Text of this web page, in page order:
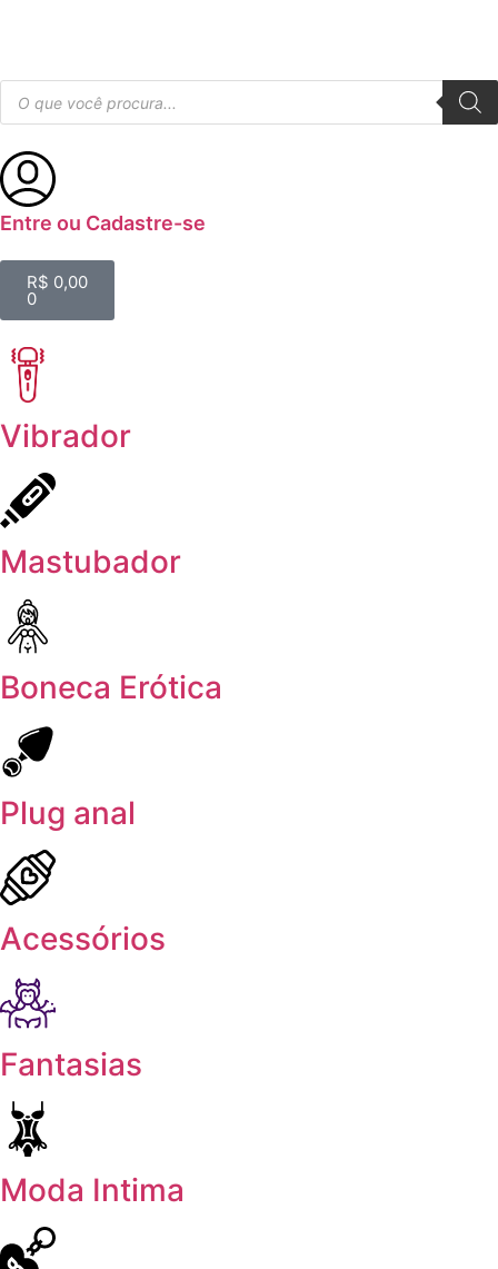
Entre ou Cadastre-se
R$ 0,00
0
Vibrador
Mastubador
Boneca Erótica
Plug anal
Acessórios
Fantasias
Moda Intima